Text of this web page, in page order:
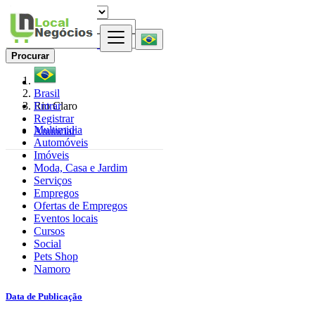
Entrar
Registrar
Anunciar
Procurar
Brasil
Rio Claro
Multimidia
Automóveis
Imóveis
Moda, Casa e Jardim
Serviços
Empregos
Ofertas de Empregos
Eventos locais
Cursos
Social
Pets Shop
Namoro
Data de Publicação